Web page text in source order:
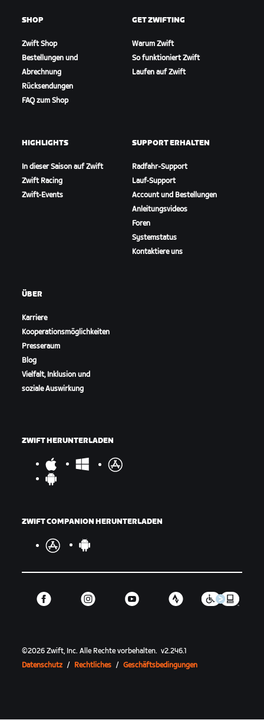
SHOP
Zwift Shop
Bestellungen und
Abrechnung
Rücksendungen
FAQ zum Shop
GET ZWIFTING
Warum Zwift
So funktioniert Zwift
Laufen auf Zwift
HIGHLIGHTS
In dieser Saison auf Zwift
Zwift Racing
Zwift-Events
SUPPORT ERHALTEN
Radfahr-Support
Lauf-Support
Account und Bestellungen
Anleitungsvideos
Foren
Systemstatus
Kontaktiere uns
ÜBER
Karriere
Kooperationsmöglichkeiten
Presseraum
Blog
Vielfalt, Inklusion und
soziale Auswirkung
ZWIFT HERUNTERLADEN
ZWIFT COMPANION HERUNTERLADEN
©2026 Zwift, Inc.Alle Rechte vorbehalten. v2.246.1
Datenschutz / Rechtliches / Geschäftsbedingungen